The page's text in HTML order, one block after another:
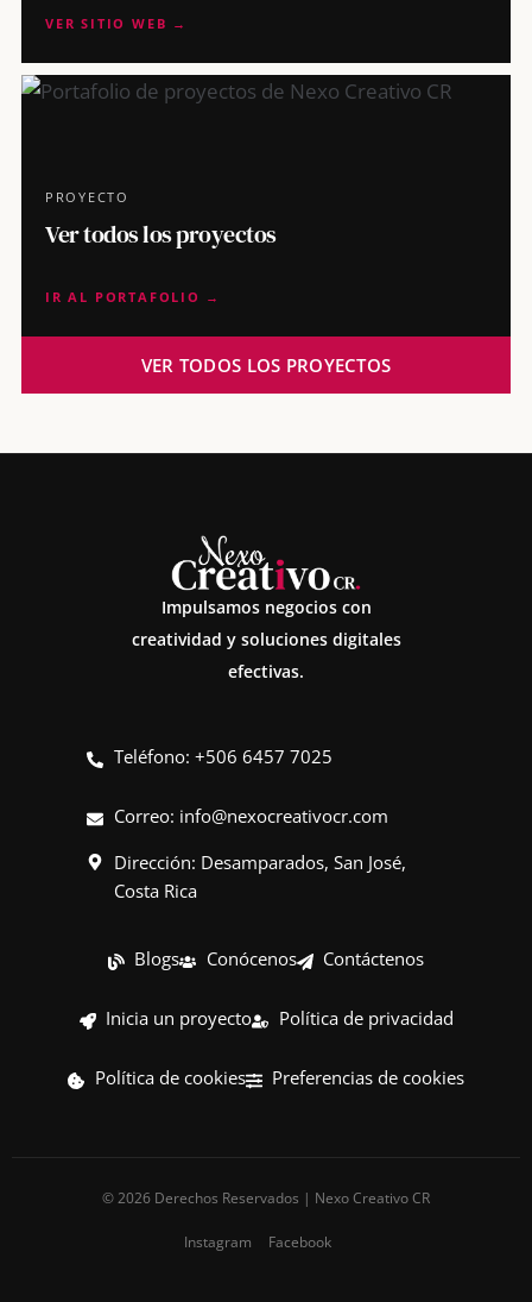
VER SITIO WEB →
PROYECTO
Ver todos los proyectos
IR AL PORTAFOLIO →
VER TODOS LOS PROYECTOS
Impulsamos negocios con
creatividad y soluciones digitales
efectivas.
Teléfono: +506 6457 7025
Correo: info@nexocreativocr.com
Dirección: Desamparados, San José,
Costa Rica
Blogs Conócenos Contáctenos
Inicia un proyecto Política de privacidad
Política de cookies Preferencias de cookies
© 2026 Derechos Reservados | Nexo Creativo CR
Instagram Facebook